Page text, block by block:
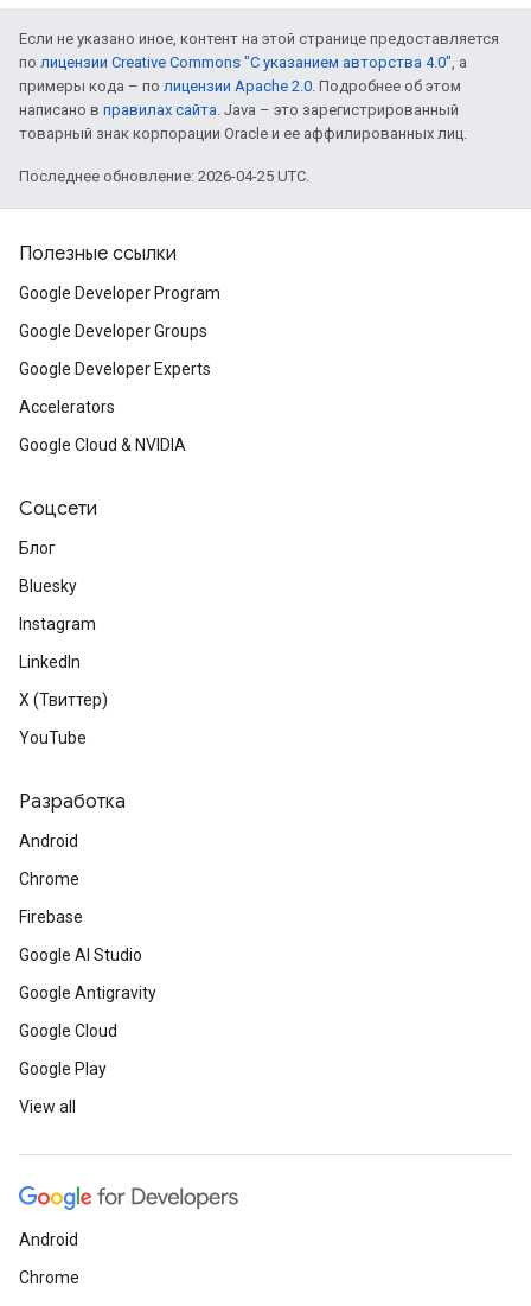
Если не указано иное, контент на этой странице предоставляется
по лицензии Creative Commons "С указанием авторства 4.0", а
примеры кода – по лицензии Apache 2.0. Подробнее об этом
написано в правилах сайта. Java – это зарегистрированный
товарный знак корпорации Oracle и ее аффилированных лиц.
Последнее обновление: 2026-04-25 UTC.
Полезные ссылки
Google Developer Program
Google Developer Groups
Google Developer Experts
Accelerators
Google Cloud & NVIDIA
Соцсети
Блог
Bluesky
Instagram
LinkedIn
X (Твиттер)
YouTube
Разработка
Android
Chrome
Firebase
Google AI Studio
Google Antigravity
Google Cloud
Google Play
View all
Android
Chrome